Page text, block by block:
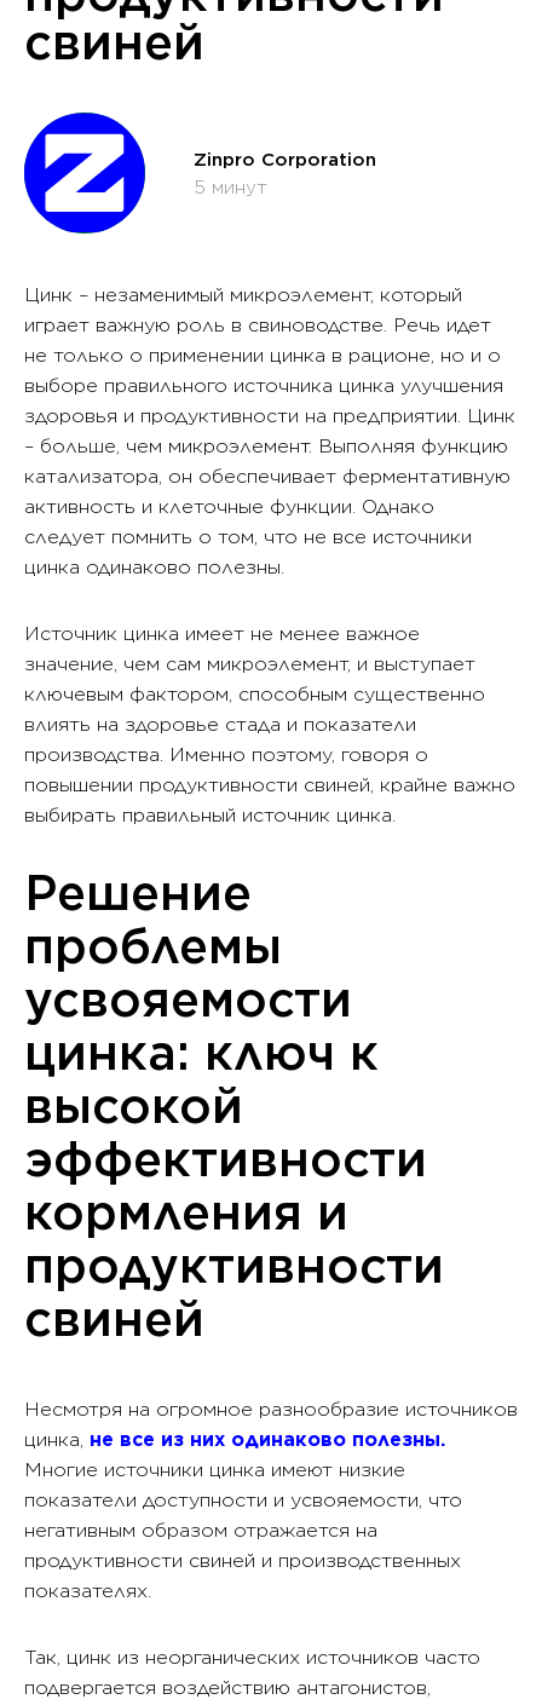
свиней
Zinpro Corporation
5 минут
Цинк – незаменимый микроэлемент, который
играет важную роль в свиноводстве. Речь идет
не только о применении цинка в рационе, но и о
выборе правильного источника цинка улучшения
здоровья и продуктивности на предприятии. Цинк
– больше, чем микроэлемент. Выполняя функцию
катализатора, он обеспечивает ферментативную
активность и клеточные функции. Однако
следует помнить о том, что не все источники
цинка одинаково полезны.
Источник цинка имеет не менее важное
значение, чем сам микроэлемент, и выступает
ключевым фактором, способным существенно
влиять на здоровье стада и показатели
производства. Именно поэтому, говоря о
повышении продуктивности свиней, крайне важно
выбирать правильный источник цинка.
Решение
проблемы
усвояемости
цинка: ключ к
высокой
эффективности
кормления и
продуктивности
свиней
Несмотря на огромное разнообразие источников
цинка, не все из них одинаково полезны.
Многие источники цинка имеют низкие
показатели доступности и усвояемости, что
негативным образом отражается на
продуктивности свиней и производственных
показателях.
Так, цинк из неорганических источников часто
подвергается воздействию антагонистов,